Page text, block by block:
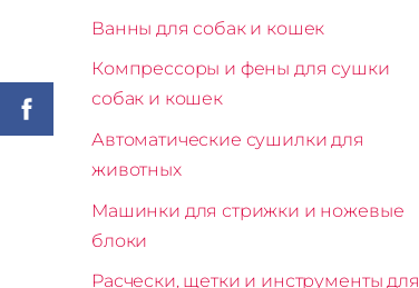
Ванны для собак и кошек
Компрессоры и фены для сушки
собак и кошек
Автоматические сушилки для
животных
Машинки для стрижки и ножевые
блоки
Расчески, щетки и инструменты для